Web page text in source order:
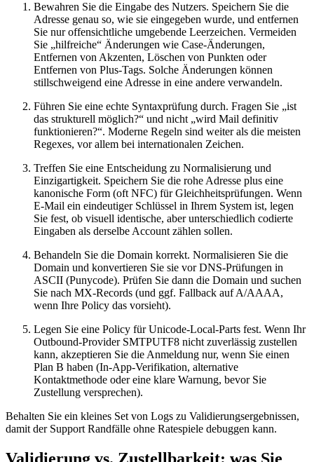
Bewahren Sie die Eingabe des Nutzers. Speichern Sie die
Adresse genau so, wie sie eingegeben wurde, und entfernen
Sie nur offensichtliche umgebende Leerzeichen. Vermeiden
Sie „hilfreiche“ Änderungen wie Case‑Änderungen,
Entfernen von Akzenten, Löschen von Punkten oder
Entfernen von Plus‑Tags. Solche Änderungen können
stillschweigend eine Adresse in eine andere verwandeln.
Führen Sie eine echte Syntaxprüfung durch. Fragen Sie „ist
das strukturell möglich?“ und nicht „wird Mail definitiv
funktionieren?“. Moderne Regeln sind weiter als die meisten
Regexes, vor allem bei internationalen Zeichen.
Treffen Sie eine Entscheidung zu Normalisierung und
Einzigartigkeit. Speichern Sie die rohe Adresse plus eine
kanonische Form (oft NFC) für Gleichheitsprüfungen. Wenn
E‑Mail ein eindeutiger Schlüssel in Ihrem System ist, legen
Sie fest, ob visuell identische, aber unterschiedlich codierte
Eingaben als derselbe Account zählen sollen.
Behandeln Sie die Domain korrekt. Normalisieren Sie die
Domain und konvertieren Sie sie vor DNS‑Prüfungen in
ASCII (Punycode). Prüfen Sie dann die Domain und suchen
Sie nach MX‑Records (und ggf. Fallback auf A/AAAA,
wenn Ihre Policy das vorsieht).
Legen Sie eine Policy für Unicode‑Local‑Parts fest. Wenn Ihr
Outbound‑Provider SMTPUTF8 nicht zuverlässig zustellen
kann, akzeptieren Sie die Anmeldung nur, wenn Sie einen
Plan B haben (In‑App‑Verifikation, alternative
Kontaktmethode oder eine klare Warnung, bevor Sie
Zustellung versprechen).
Behalten Sie ein kleines Set von Logs zu Validierungsergebnissen,
damit der Support Randfälle ohne Ratespiele debuggen kann.